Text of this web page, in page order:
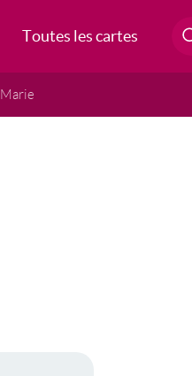
Toutes les cartes
Marie